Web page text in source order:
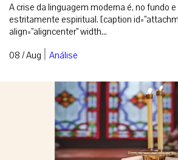
A crise da linguagem moderna é, no fundo
estritamente espiritual. [caption
align=”aligncenter” width...
08 / Aug | Análise